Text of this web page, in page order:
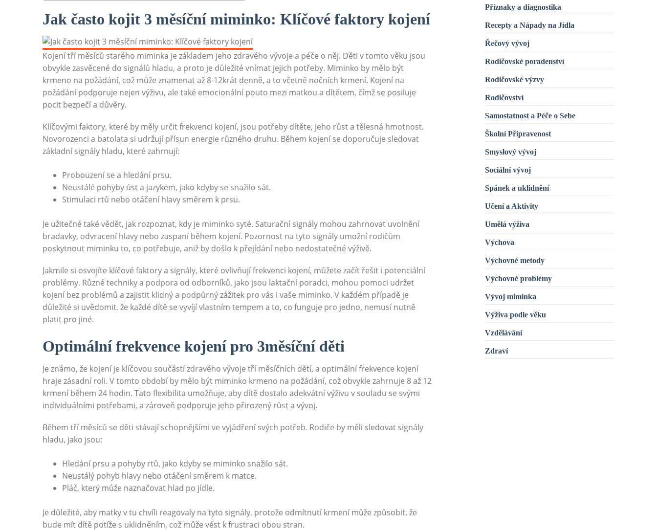
Jak často kojit 3 měsíční miminko: Klíčové faktory kojení
Kojení tří měsíců starého miminka je základem jeho zdravého vývoje a péče o něj. Děti v tomto věku jsou
obvykle zasvěcené do signálů hladu, a proto je důležité vnímat jejich potřeby. Miminko by mělo být
krmeno na požádání, což může znamenat až 8-12krát denně, a to včetně nočních krmení. Kojení na
požádání podporuje nejen výživu, ale také emocionální pouto mezi matkou a dítětem, čímž se posiluje
pocit bezpečí a důvěry.
Klíčovými faktory, které by měly určit frekvenci kojení, jsou potřeby dítěte, jeho růst a tělesná hmotnost.
Novorozenci a batolata si udržují přísun energie různého druhu. Během kojení se doporučuje sledovat
základní signály hladu, které zahrnují:
Probouzení se a hledání prsu.
Neustálé pohyby úst a jazykem, jako kdyby se snažilo sát.
Stimulaci rtů nebo otáčení hlavy směrem k prsu.
Je užitečné také vědět, jak rozpoznat, kdy je miminko syté. Saturační signály mohou zahrnovat uvolnění
bradavky, odvracení hlavy nebo zaspaní během kojení. Pozornost na tyto signály umožní rodičům
poskytnout miminku to, co potřebuje, aniž by došlo k přejídání nebo nedostatečné výživě.
Jakmile si osvojíte klíčové faktory a signály, které ovlivňují frekvenci kojení, můžete začít řešit i potenciální
problémy. Různé techniky a podpora od odborníků, jako jsou laktační poradci, mohou pomoci udržet
kojení bez problémů a zajistit klidný a podpůrný zážitek pro vás i vaše miminko. V každém případě je
důležité si uvědomit, že každé dítě se vyvíjí vlastním tempem a to, co funguje pro jedno, nemusí nutně
platit pro jiné.
Optimální frekvence kojení pro 3měsíční děti
Je známo, že kojení je klíčovou součástí zdravého vývoje tří měsíčních dětí, a optimální frekvence kojení
hraje zásadní roli. V tomto období by mělo být miminko krmeno na požádání, což obvykle zahrnuje 8 až 12
krmení během 24 hodin. Tato flexibilita umožňuje, aby dítě dostalo adekvátní výživu v souladu se svými
individuálními potřebami, a zároveň podporuje jeho přirozený růst a vývoj.
Během tří měsíců se děti stávají schopnějšími ve vyjádření svých potřeb. Rodiče by měli sledovat signály
hladu, jako jsou:
Hledání prsu a pohyby rtů, jako kdyby se miminko snažilo sát.
Neustálý pohyb hlavy nebo otáčení směrem k matce.
Pláč, který může naznačovat hlad po jídle.
Je důležité, aby matky v tu chvíli reagovaly na tyto signály, protože odmítnutí krmení může způsobit, že
bude mít dítě potíže s uklidněním, což může vést k frustraci obou stran.
Příznaky a diagnostika
Recepty a Nápady na Jídla
Řečový vývoj
Rodičovské poradenství
Rodičovské výzvy
Rodičovství
Samostatnost a Péče o Sebe
Školní Připravenost
Smyslový vývoj
Sociální vývoj
Spánek a uklidnění
Učení a Aktivity
Umělá výživa
Výchova
Výchovné metody
Výchovné problémy
Vývoj miminka
Výživa podle věku
Vzdělávání
Zdraví